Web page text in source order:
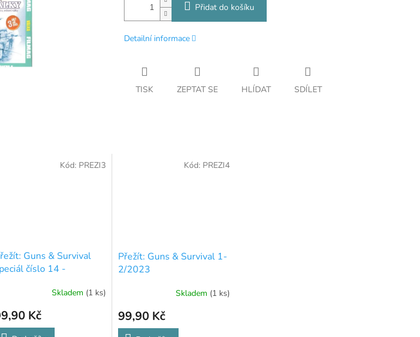
Přidat do košíku
Detailní informace
TISK ZEPTAT SE HLÍDAT SDÍLET
Guns & Survival
číslo 14 -
Skladem (1 ks)
Kč
Kód: PREZI3
Přežít: Guns & Survival 1-
2/2023
Skladem (1 ks)
99,90 Kč
Kód: PREZI4